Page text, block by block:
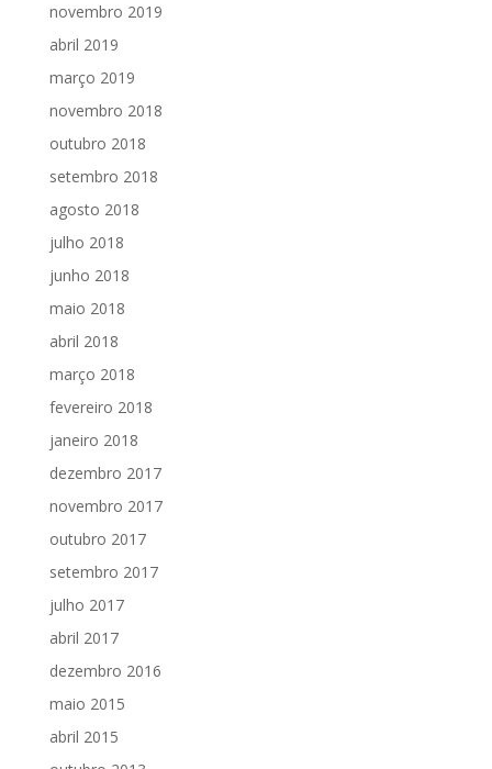
novembro 2019
abril 2019
março 2019
novembro 2018
outubro 2018
setembro 2018
agosto 2018
julho 2018
junho 2018
maio 2018
abril 2018
março 2018
fevereiro 2018
janeiro 2018
dezembro 2017
novembro 2017
outubro 2017
setembro 2017
julho 2017
abril 2017
dezembro 2016
maio 2015
abril 2015